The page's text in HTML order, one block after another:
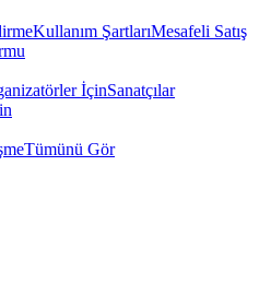
Kullanım ŞartlarıMesafeli Satış
İçinSanatçılar
Tümünü Gör